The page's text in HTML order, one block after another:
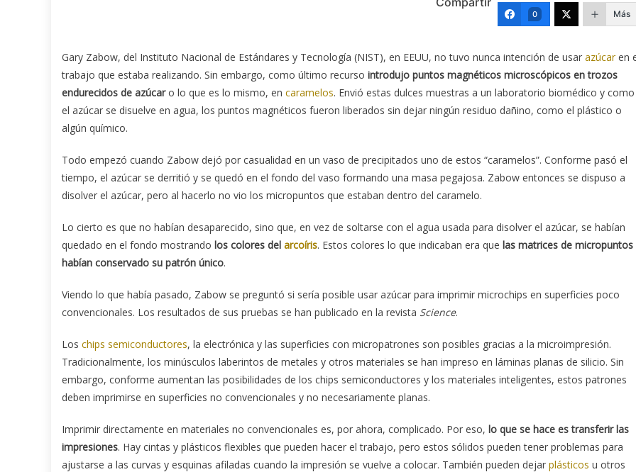
0 Más
Gary Zabow, del Instituto Nacional de Estándares y Tecnología (NIST), en EEUU, no tuvo nunca intención de usar azúcaren
trabajo que estaba realizando. Sin embargo, como último recurso introdujo puntos magnéticos microscópicos en trozos
endurecidos de azúcaro lo que es lo mismo, en caramelos. Envió estas dulces muestras a un laboratorio biomédico y como
el azúcar se disuelve en agua, los puntos magnéticos fueron liberados sin dejar ningún residuo dañino, como el plástico o
algún químico.
Todo empezó cuando Zabow dejó por casualidad en un vaso de precipitados uno de estos “caramelos”. Conforme pasó el
tiempo, el azúcar se derritió y se quedó en el fondo del vaso formando una masa pegajosa. Zabow entonces se dispuso a
disolver el azúcar, pero al hacerlo no vio los micropuntos que estaban dentro del caramelo.
Lo cierto es que no habían desaparecido, sino que, en vez de soltarse con el agua usada para disolver el azúcar, se habían
quedado en el fondo mostrando los colores del arcoíris. Estos colores lo que indicaban era que las matrices de micropuntos
habían conservado su patrón único.
Viendo lo que había pasado, Zabow se preguntó si sería posible usar azúcar para imprimir microchips en superficies poco
convencionales. Los resultados de sus pruebas se han publicado en la revista Science.
Los chips semiconductores, la electrónica y las superficies con micropatrones son posibles gracias a la microimpresión.
Tradicionalmente, los minúsculos laberintos de metales y otros materiales se han impreso en láminas planas de silicio. Sin
embargo, conforme aumentan las posibilidades de los chips semiconductores y los materiales inteligentes, estos patrones
deben imprimirse en superficies no convencionales y no necesariamente planas.
Imprimir directamente en materiales no convencionales es, por ahora, complicado. Por eso, lo que se hace es transferir las
impresiones. Hay cintas y plásticos flexibles que pueden hacer el trabajo, pero estos sólidos pueden tener problemas para
ajustarse a las curvas y esquinas afiladas cuando la impresión se vuelve a colocar. También pueden dejar plásticos u otros